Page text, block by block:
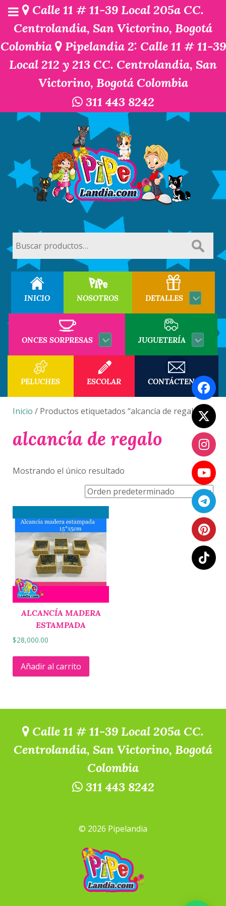
Calle 11 # 11-39 Local 205a CC.
Centrolandia, San Victorino, Bogotá
Colombia
Pipelandia 2: Calle 11 # 11-39
Local 212 y 213 CC. Centrolandia, San
Victorino, Bogotá Colombia
311 443 8242
por:
INICIO NOSOTROS DETALLES
ONCES SORPRESAS JUGUETERÍA
PELUCHES ESCOLAR CONTÁCTENOS
Inicio / Productos etiquetados “alcancía de regalo”
alcancía de regalo
Mostrando el único resultado
ALCANCÍA MADERA
ESTAMPADA
$28,000.00
Añadir al carrito
Calle 11 # 11-39 Local 205a CC.
Centrolandia, San Victorino, Bogotá
Colombia
311 443 8242
© 2026 Pipelandia